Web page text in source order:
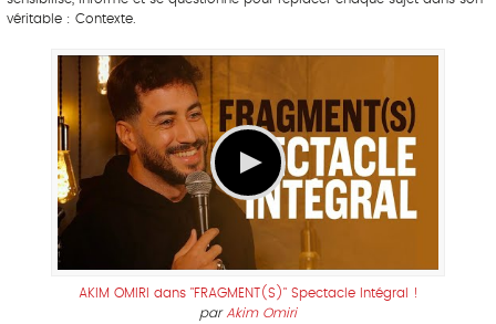
véritable : Contexte.
AKIM OMIRI dans "FRAGMENT(S)" Spectacle Intégral !
par Akim Omiri